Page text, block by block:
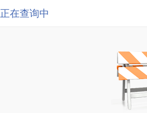
正在查询中